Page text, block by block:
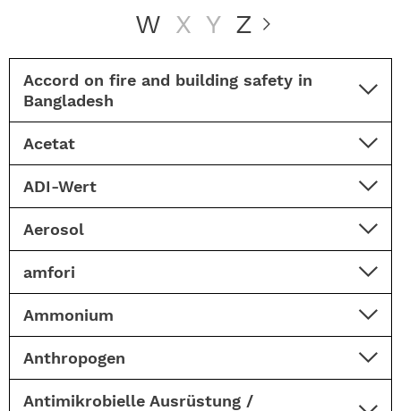
W X Y Z
Accord on fire and building safety in
Bangladesh
Acetat
ADI-Wert
Aerosol
amfori
Ammonium
Anthropogen
Antimikrobielle Ausrüstung /